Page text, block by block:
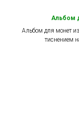
Альбом
Альбом для монет
тиснением